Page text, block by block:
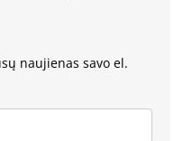
naujienas savo el.